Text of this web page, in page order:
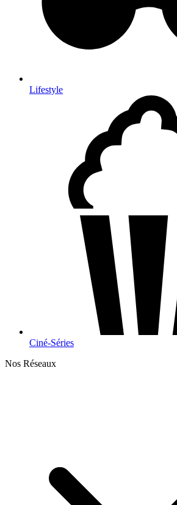
Lifestyle
Ciné-Séries
Nos Réseaux